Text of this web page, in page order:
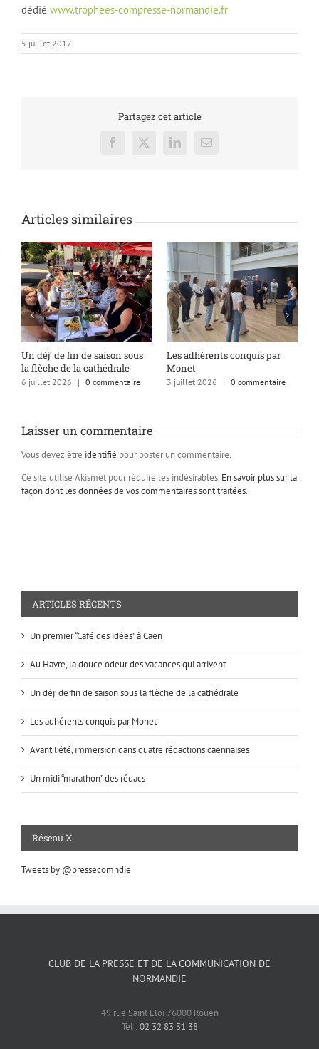
dédié www.trophees-compresse-normandie.fr
5 juillet 2017
Partagez cet article
Facebook
X LinkedInEmail
Articles similaires
Un déj’ de fin de saison sous
la flèche de la cathédrale
6 juillet 2026 | 0 commentaire
Les adhérents conquis par
Monet
3 juillet 2026 | 0 commentaire
Laisser un commentaire
Vous devez être identifié pour poster un commentaire.
Ce site utilise Akismet pour réduire les indésirables. En savoir plus sur la
façon dont les données de vos commentaires sont traitées.
ARTICLES RÉCENTS
Un premier “Café des idées” à Caen
Au Havre, la douce odeur des vacances qui arrivent
Un déj’ de fin de saison sous la flèche de la cathédrale
Les adhérents conquis par Monet
Avant l’été, immersion dans quatre rédactions caennaises
Un midi “marathon” des rédacs
Réseau X
Tweets by @pressecomndie
CLUB DE LA PRESSE ET DE LA COMMUNICATION DE
NORMANDIE
49 rue Saint Eloi 76000 Rouen
Tel :02 32 83 31 38